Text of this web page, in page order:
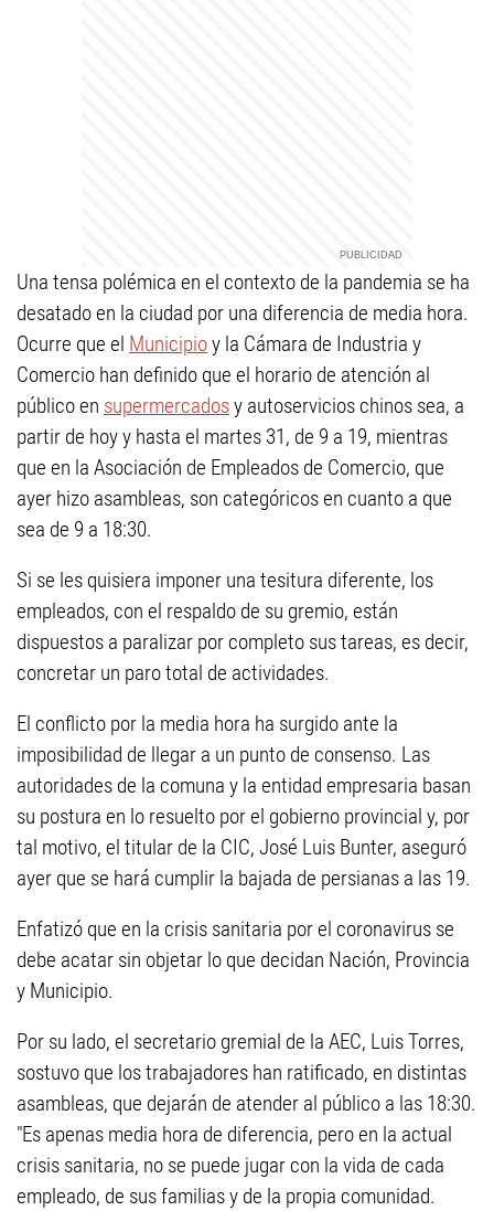
Una tensa polémica en el contexto de la pandemia se ha
desatado en la ciudad por una diferencia de media hora.
Ocurre que el Municipioy la Cámara de Industria y
Comercio han definido que el horario de atención al
público en supermercadosy autoservicios chinos sea, a
partir de hoy y hasta el martes 31, de 9 a 19, mientras
que en la Asociación de Empleados de Comercio, que
ayer hizo asambleas, son categóricos en cuanto a que
sea de 9 a 18:30.
Si se les quisiera imponer una tesitura diferente, los
empleados, con el respaldo de su gremio, están
dispuestos a paralizar por completo sus tareas, es decir,
concretar un paro total de actividades.
El conflicto por la media hora ha surgido ante la
imposibilidad de llegar a un punto de consenso. Las
autoridades de la comuna y la entidad empresaria basan
su postura en lo resuelto por el gobierno provincial y, por
tal motivo, el titular de la CIC, José Luis Bunter, aseguró
ayer que se hará cumplir la bajada de persianas a las 19.
Enfatizó que en la crisis sanitaria por el coronavirus se
debe acatar sin objetar lo que decidan Nación, Provincia
y Municipio.
Por su lado, el secretario gremial de la AEC, Luis Torres,
sostuvo que los trabajadores han ratificado, en distintas
asambleas, que dejarán de atender al público a las 18:30.
"Es apenas media hora de diferencia, pero en la actual
crisis sanitaria, no se puede jugar con la vida de cada
empleado, de sus familias y de la propia comunidad.